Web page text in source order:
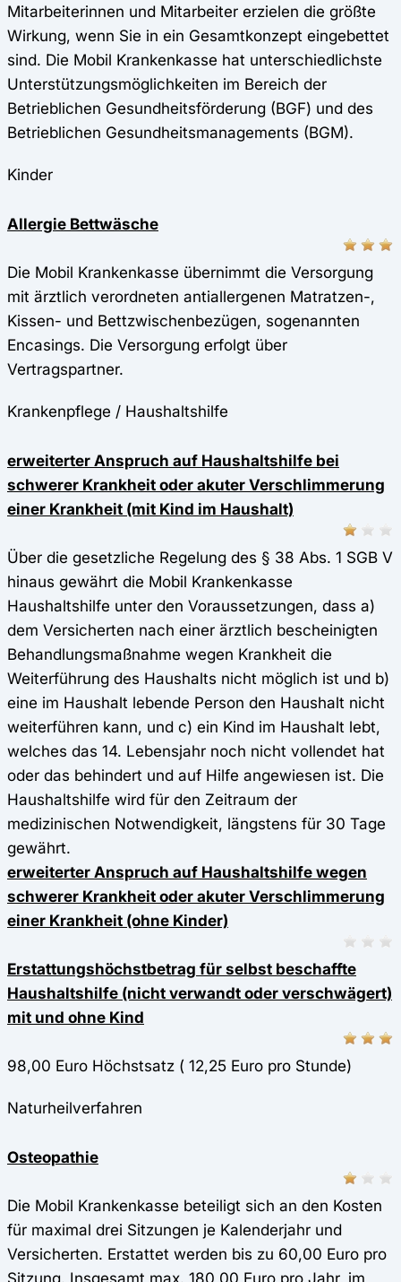
Mitarbeiterinnen und Mitarbeiter erzielen die größte
Wirkung, wenn Sie in ein Gesamtkonzept eingebettet
sind. Die Mobil Krankenkasse hat unterschiedlichste
Unterstützungsmöglichkeiten im Bereich der
Betrieblichen Gesundheitsförderung (BGF) und des
Betrieblichen Gesundheitsmanagements (BGM).
Kinder
Allergie Bettwäsche
Die Mobil Krankenkasse übernimmt die Versorgung
mit ärztlich verordneten antiallergenen Matratzen-,
Kissen- und Bettzwischenbezügen, sogenannten
Encasings. Die Versorgung erfolgt über
Vertragspartner.
Krankenpflege / Haushaltshilfe
erweiterter Anspruch auf Haushaltshilfe bei
schwerer Krankheit oder akuter Verschlimmerung
einer Krankheit (mit Kind im Haushalt)
Über die gesetzliche Regelung des § 38 Abs. 1 SGB V
hinaus gewährt die Mobil Krankenkasse
Haushaltshilfe unter den Voraussetzungen, dass a)
dem Versicherten nach einer ärztlich bescheinigten
Behandlungsmaßnahme wegen Krankheit die
Weiterführung des Haushalts nicht möglich ist und b)
eine im Haushalt lebende Person den Haushalt nicht
weiterführen kann, und c) ein Kind im Haushalt lebt,
welches das 14. Lebensjahr noch nicht vollendet hat
oder das behindert und auf Hilfe angewiesen ist. Die
Haushaltshilfe wird für den Zeitraum der
medizinischen Notwendigkeit, längstens für 30 Tage
gewährt.
erweiterter Anspruch auf Haushaltshilfe wegen
schwerer Krankheit oder akuter Verschlimmerung
einer Krankheit (ohne Kinder)
Erstattungshöchstbetrag für selbst beschaffte
Haushaltshilfe (nicht verwandt oder verschwägert)
mit und ohne Kind
98,00 Euro Höchstsatz ( 12,25 Euro pro Stunde)
Naturheilverfahren
Osteopathie
Die Mobil Krankenkasse beteiligt sich an den Kosten
für maximal drei Sitzungen je Kalenderjahr und
Versicherten. Erstattet werden bis zu 60,00 Euro pro